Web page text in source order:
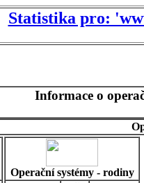
Statistika pro:
Informace o
Operační systémy - rodiny